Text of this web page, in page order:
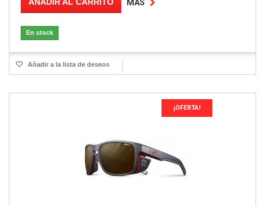
MÁS
En stock
Añadir a la lista de deseos
¡OFERTA!